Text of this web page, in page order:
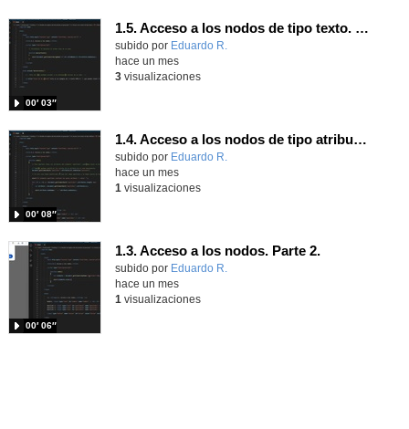
1.5. Acceso a los nodos de tipo texto. Parte 2.
Contenido educativo.
subido por Eduardo R.
00′ 03″
hace un mes
3visualizaciones
1.4. Acceso a los nodos de tipo atributo. Parte 2.
Contenido educativo.
subido por Eduardo R.
00′ 08″
hace un mes
1 visualizaciones
1.3. Acceso a los nodos. Parte 2.
Contenido educativo.
subido por Eduardo R.
00′ 06″
hace un mes
1 visualizaciones